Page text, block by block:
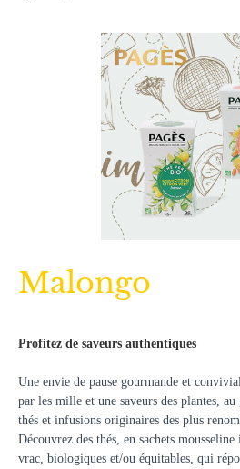
Malongo
Profitez de saveurs authentiques
Une envie de pause gourmande et
par les mille et une saveurs des plantes, au
thés et infusions originaires des plus
Découvrez des thés, en sachets
vrac, biologiques et/ou équitables, qui